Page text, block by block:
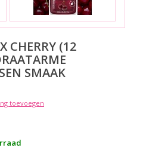
CHERRY (12
SMAAK
toevoegen